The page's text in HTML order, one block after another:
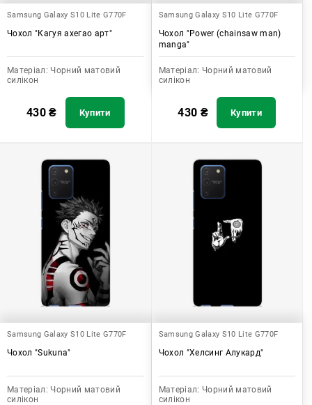
Samsung Galaxy S10 Lite G770F
Чохол "Кагуя ахегао арт"
Матеріал: Чорний матовий
силікон
430₴ Купити
Samsung Galaxy S10 Lite G770F
Чохол "Power (chainsaw man)
manga"
Матеріал: Чорний матовий
силікон
430 ₴ Купити
Samsung Galaxy S10 Lite G770F
Чохол "Sukuna"
Матеріал: Чорний матовий
силікон
Samsung Galaxy S10 Lite G770F
Чохол "Хелсинг Алукард"
Матеріал: Чорний матовий
силікон